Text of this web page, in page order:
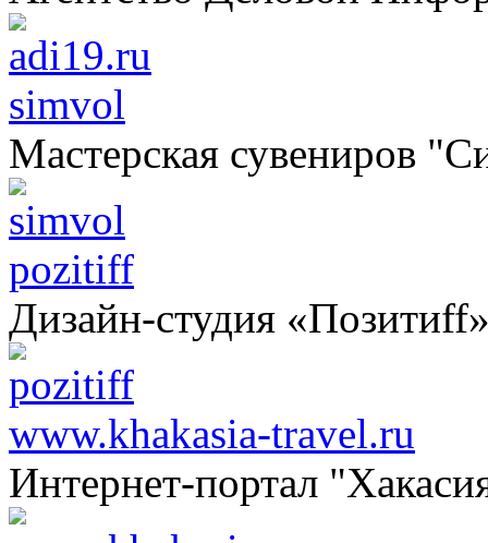
simvol
Мастерская сувениров
pozitiff
Дизайн-студия
www.khakasia-travel.ru
Интернет-портал